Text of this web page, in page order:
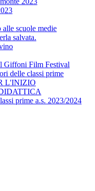
scuole medie
salvata.
Giffoni Film Festival
delle classi prime
L'INIZIO
prime a.s. 2023/2024